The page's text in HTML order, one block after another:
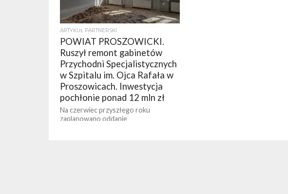
ARTYKUŁ PARTNERSKI
POWIAT PROSZOWICKI.
Ruszył remont gabinetów
Przychodni Specjalistycznych
w Szpitalu im. Ojca Rafała w
Proszowicach. Inwestycja
pochłonie ponad 12 mln zł
Na czerwiec przyszłego roku
zaplanowano oddanie